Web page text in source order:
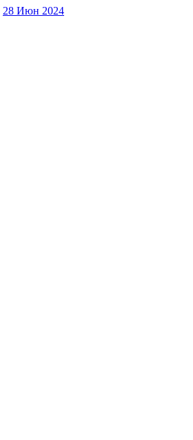
28 Июн 2024